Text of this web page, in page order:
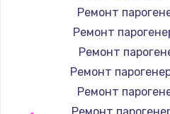
Замена
Ремонт
Ремонт
Ремонт
Ремонт
Ремонт
Ремонт